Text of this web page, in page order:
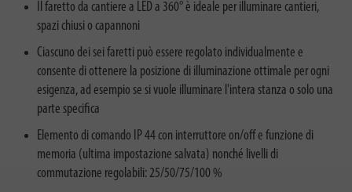
Il faretto da cantiere a LED a 360° è ideale per illuminare cantieri,
spazi chiusi o capannoni
Ciascuno dei sei faretti può essere regolato individualmente e
consente di ottenere la posizione di illuminazione ottimale per ogni
esigenza, ad esempio se si vuole illuminare l'intera stanza o solo una
parte specifica
Elemento di comando IP 44 con interruttore on/off e funzione di
memoria (ultima impostazione salvata) nonché livelli di
commutazione regolabili: 25/50/75/100 %